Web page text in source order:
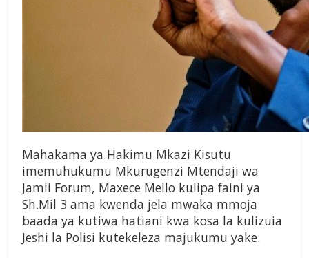
Mahakama ya Hakimu Mkazi Kisutu
imemuhukumu Mkurugenzi Mtendaji wa
Jamii Forum, Maxece Mello kulipa faini ya
Sh.Mil 3 ama kwenda jela mwaka mmoja
baada ya kutiwa hatiani kwa kosa la kulizuia
Jeshi la Polisi kutekeleza majukumu yake.